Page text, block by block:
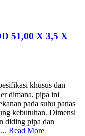
51,00 X 3,5 X
khusus dan
dimana, pipa ini
pada suhu panas
kebutuhan. Dimensi
diding pipa dan
Read More